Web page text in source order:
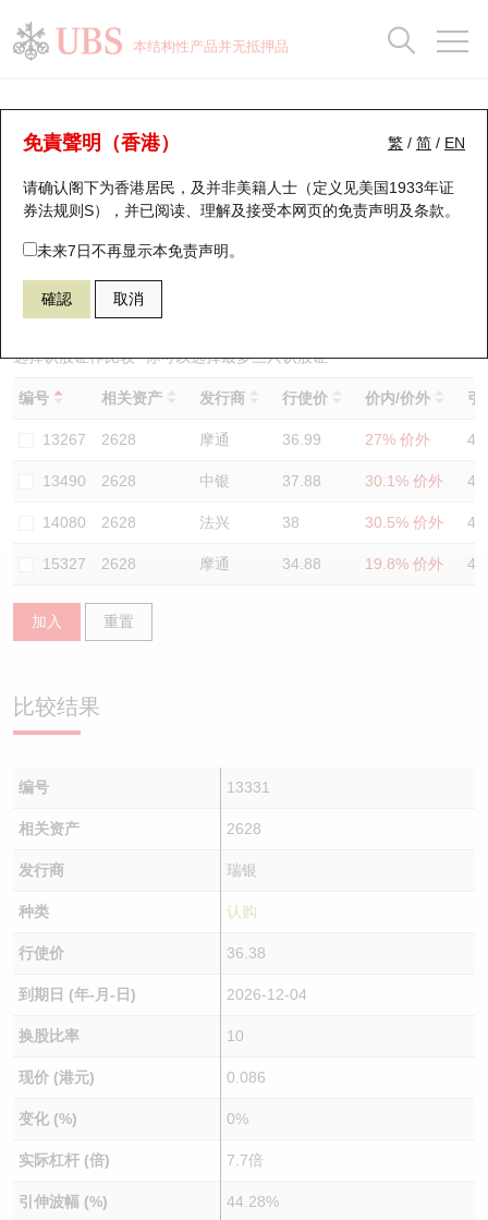
本结构性产品并无抵押品
繁 / 简 / EN
免責聲明（香港）
请确认阁下为香港居民，及并非美籍人士（定义见美国1933年证
券法规则S），并已阅读、理解及接受本网页的免责声明及条款。
未来7日不再显示本免责声明。
確認 取消
认股证分析仪
表现 街货统计 比较
13331 瑞银认购 2628 中国人寿
选择认股证作比较*你可以选择最多三只认股证
编号 相关资产 发行商 行使价 价内/价外 引
13267 2628 摩通 36.99 27% 价外
13490 2628 中银 37.88 30.1% 价外
14080 2628 法兴 38 30.5% 价外
15327 2628 摩通 34.88 19.8% 价外
加入 重置
比较结果
编号 13331
相关资产 2628
发行商 瑞银
种类 认购
行使价 36.38
到期日 (年-月-日) 2026-12-04
换股比率 10
现价 (港元) 0.086
变化 (%) 0%
实际杠杆 (倍) 7.7倍
引伸波幅 (%) 44.28%
瑞银认股证一览
新发行瑞银认股证
即将到期认股证
认股证到期结算价查找
认股证分析仪
认股证速算机
认股证/牛熊证日志
认股证文件及公告
认股证文件及公告 (瑞信)
街货统计
比较
牛熊全景快搜
牛熊证搜寻
牛熊证街货分布图
正股牛熊证列表
新发行瑞银牛熊证
已收回牛熊证剩余价值
牛熊证到期结算价查找
牛熊证分析仪
牛熊证速算机
牛熊证文件及公告 (瑞信)
街货统计
比较
十大升幅/跌幅
十大认股证成交分布
十天股证占大市成交
资金流
街货统计
三十大平均引伸波幅
正股分析仪
二十大活跃股份
恒指成份股
国指成份股
科指成份股
相关资产沽空
中资ETFs溢价比较
AH 股价对照
即市板块表现
收市竞价变化
持股比重
显示所有持股比重
每月轮证大市专题
轮证专栏
讲座及教育短片
认股证投资者教育
牛熊证投资者教育
认股证牛熊证常问问题